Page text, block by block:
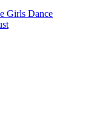
Girls Dance